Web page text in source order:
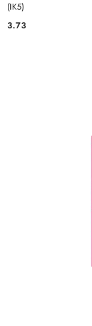
(IK5)
Cena:
3.73